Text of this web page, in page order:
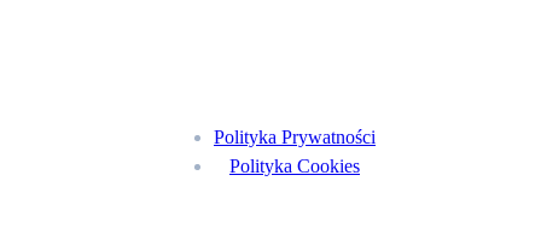
Polityka Prywatności
Polityka Cookies